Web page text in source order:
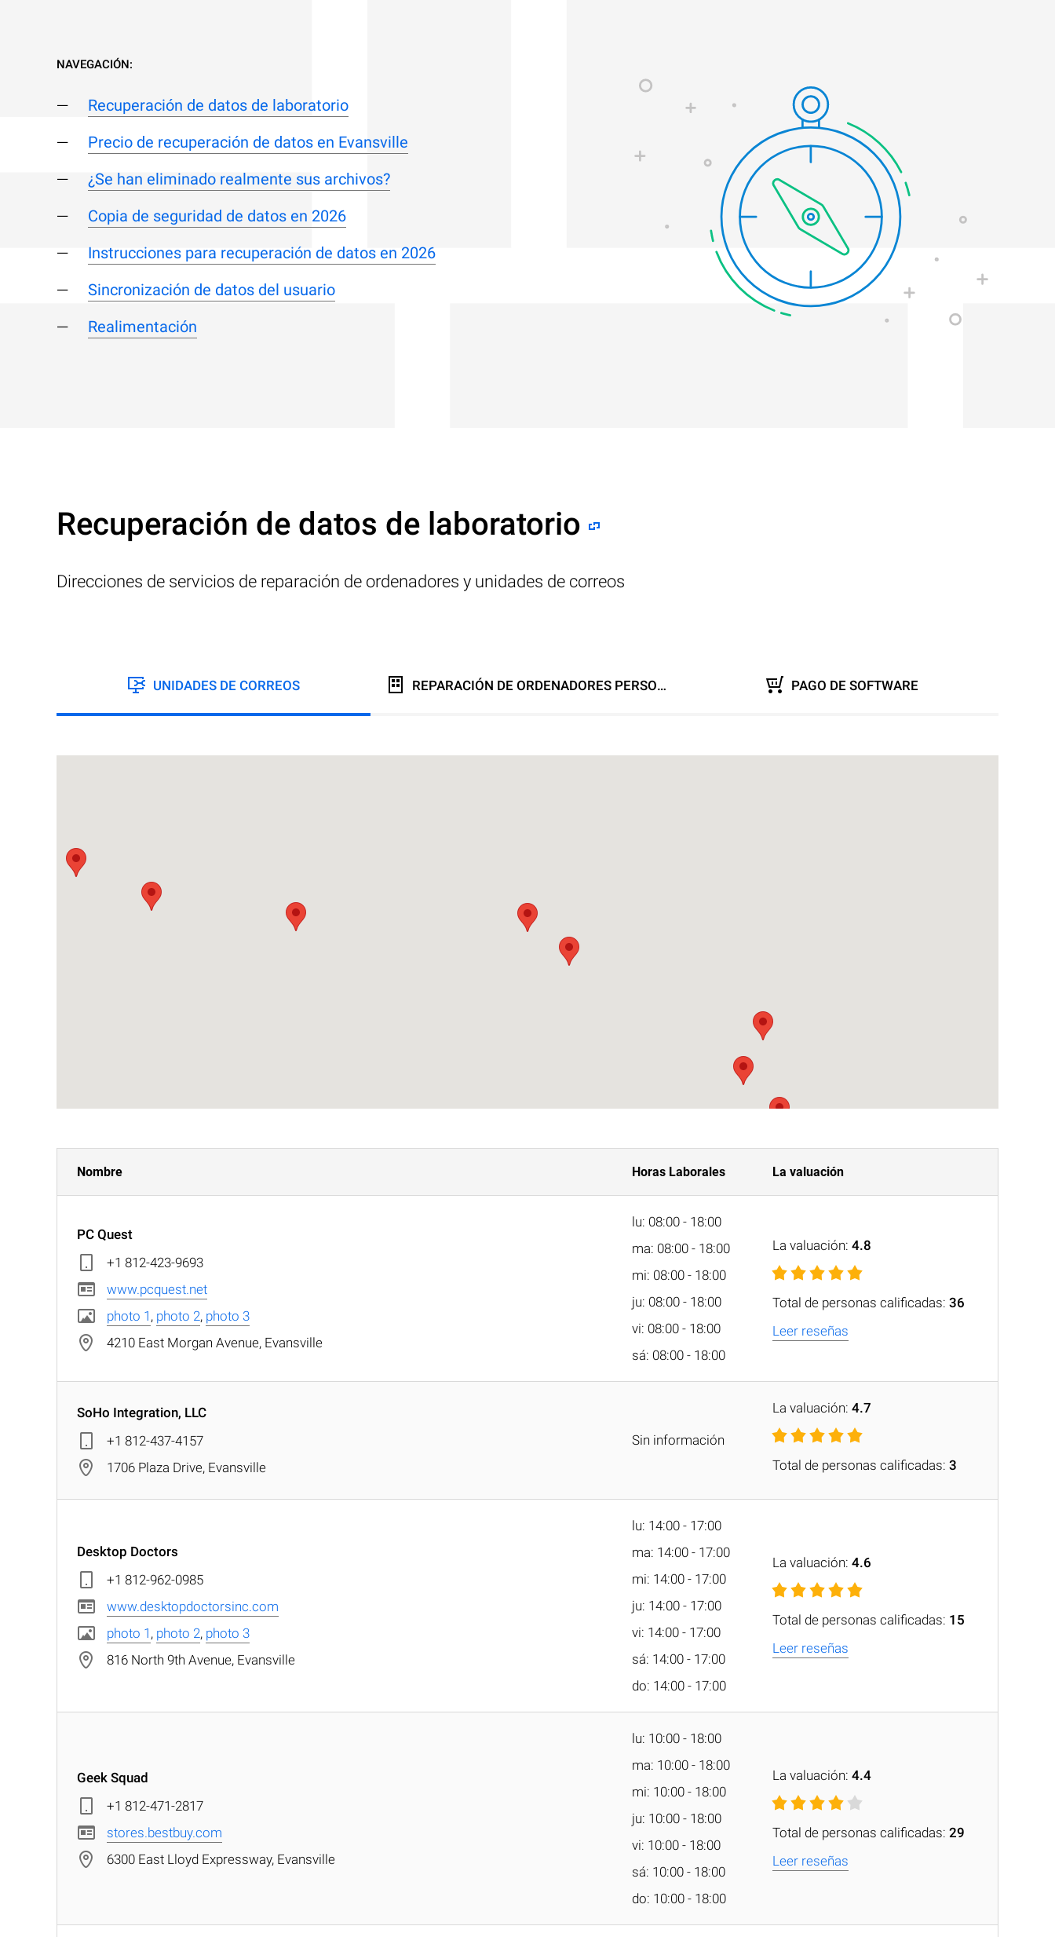
NAVEGACIÓN:
Recuperación de datos de laboratorio
Precio de recuperación de datos en Evansville
¿Se han eliminado realmente sus archivos?
Copia de seguridad de datos en 2026
Instrucciones para recuperación de datos en 2026
Sincronización de datos del usuario
Realimentación
Recuperación de datos de laboratorio
Direcciones de servicios de reparación de ordenadores y unidades de correos
UNIDADES DE CORREOS REPARACIÓN DE ORDENADORES PERSONALES PAGO DE SOFTWARE
Nombre Horas Laborales La valuación
PC Quest
+1 812-423-9693
www.pcquest.net
photo 1 , photo 2, photo 3
4210 East Morgan Avenue, Evansville
lu: 08:00 - 18:00
ma: 08:00 - 18:00
mi: 08:00 - 18:00
ju: 08:00 - 18:00
vi: 08:00 - 18:00
sá: 08:00 - 18:00
La valuación: 4.8
Total de personas calificadas: 36
Leer reseñas
SoHo Integration, LLC
+1 812-437-4157
1706 Plaza Drive, Evansville
Sin información
La valuación: 4.7
Total de personas calificadas: 3
Desktop Doctors
+1 812-962-0985
www.desktopdoctorsinc.com
photo 1 , photo 2, photo 3
816 North 9th Avenue, Evansville
lu: 14:00 - 17:00
ma: 14:00 - 17:00
mi: 14:00 - 17:00
ju: 14:00 - 17:00
vi: 14:00 - 17:00
sá: 14:00 - 17:00
do: 14:00 - 17:00
La valuación: 4.6
Total de personas calificadas: 15
Leer reseñas
Geek Squad
+1 812-471-2817
stores.bestbuy.com
6300 East Lloyd Expressway, Evansville
lu: 10:00 - 18:00
ma: 10:00 - 18:00
mi: 10:00 - 18:00
ju: 10:00 - 18:00
vi: 10:00 - 18:00
sá: 10:00 - 18:00
do: 10:00 - 18:00
La valuación: 4.4
Total de personas calificadas: 29
Leer reseñas